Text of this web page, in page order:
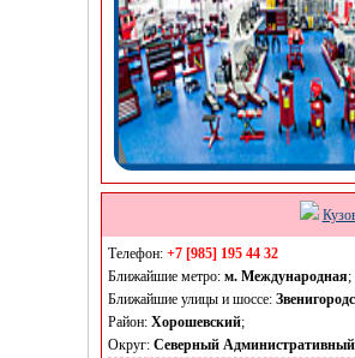
Телефон: +7 [985] 195 44 32
Ближайшие метро: м. Международная;
Ближайшие улицы и шоссе:
Район: Хорошевский;
Округ: Северный